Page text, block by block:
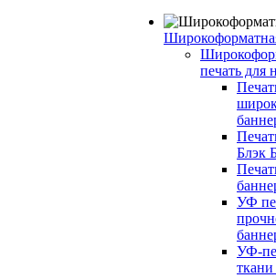
печать для
Блэк
УФ
УФ-